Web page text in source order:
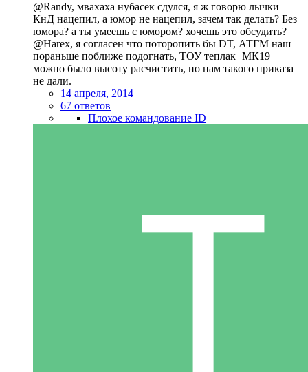
@Randy, мвахаха нубасек сдулся, я ж говорю лычки
КнД нацепил, а юмор не нацепил, зачем так делать? Без
юмора? а ты умеешь с юмором? хочешь это обсудить?
@Harex, я согласен что поторопить бы DT, АТГМ наш
пораньше поближе подогнать, ТОУ теплак+МК19
можно было высоту расчистить, но нам такого приказа
не дали.
14 апреля, 2014
67 ответов
Плохое командование ID